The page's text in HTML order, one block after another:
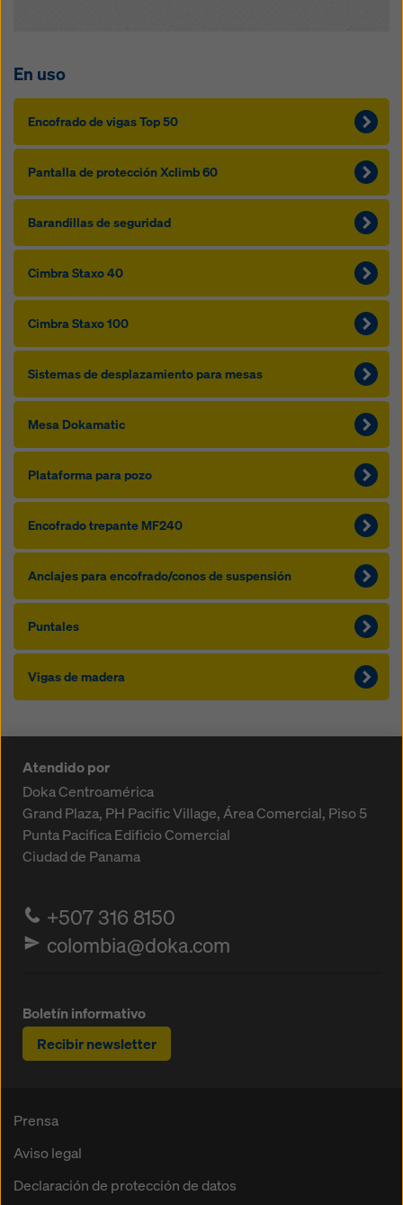
En uso
Encofrado de vigas Top 50
Pantalla de protección Xclimb 60
Barandillas de seguridad
Cimbra Staxo 40
Cimbra Staxo 100
Sistemas de desplazamiento para mesas
Mesa Dokamatic
Plataforma para pozo
Encofrado trepante MF240
Anclajes para encofrado/conos de suspensión
Puntales
Vigas de madera
Atendido por
Doka Centroamérica
Grand Plaza, PH Pacific Village, Área Comercial, Piso 5
Punta PacificaEdificio Comercial
Ciudad de Panama
+507 316 8150
colombia@doka.com
Boletín informativo
Recibir newsletter
Prensa
Aviso legal
Declaración de protección de datos